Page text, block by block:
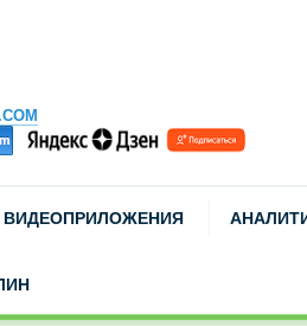
ВИДЕОПРИЛОЖЕНИЯ